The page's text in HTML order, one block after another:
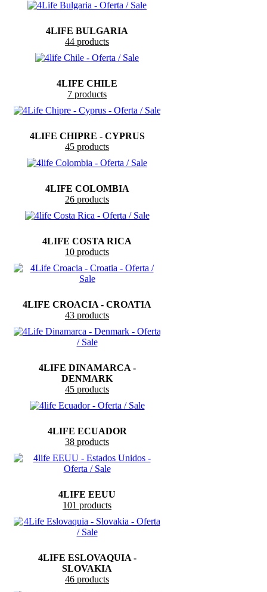
4LIFE BULGARIA
44 products
4LIFE CHILE
7 products
4LIFE CHIPRE - CYPRUS
45 products
4LIFE COLOMBIA
26 products
4LIFE COSTA RICA
10 products
4LIFE CROACIA - CROATIA
43 products
4LIFE DINAMARCA -
DENMARK
45 products
4LIFE ECUADOR
38 products
4LIFE EEUU
101 products
4LIFE ESLOVAQUIA -
SLOVAKIA
46 products